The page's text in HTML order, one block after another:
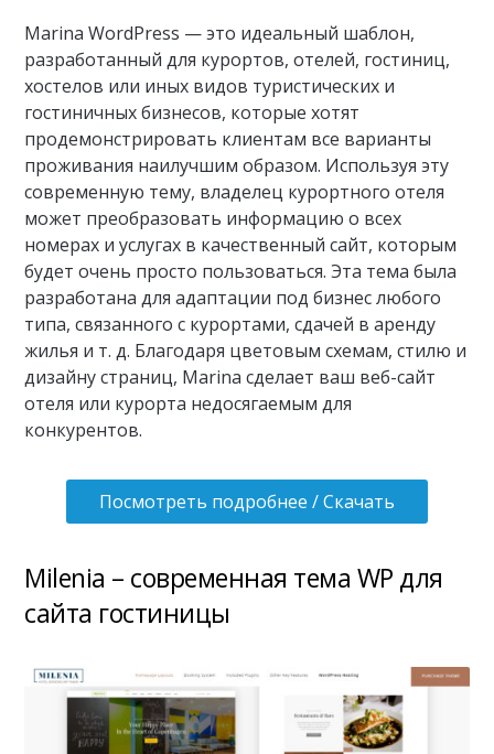
Marina WordPress — это идеальный шаблон,
разработанный для курортов, отелей, гостиниц,
хостелов или иных видов туристических и
гостиничных бизнесов, которые хотят
продемонстрировать клиентам все варианты
проживания наилучшим образом. Используя эту
современную тему, владелец курортного отеля
может преобразовать информацию о всех
номерах и услугах в качественный сайт, которым
будет очень просто пользоваться. Эта тема была
разработана для адаптации под бизнес любого
типа, связанного с курортами, сдачей в аренду
жилья и т. д. Благодаря цветовым схемам, стилю и
дизайну страниц, Marina сделает ваш веб-сайт
отеля или курорта недосягаемым для
конкурентов.
Посмотреть подробнее / Скачать
Milenia – современная тема WP для
сайта гостиницы